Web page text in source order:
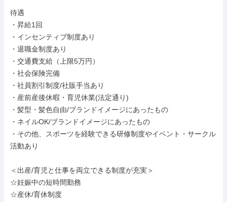
待遇
・昇給1回
・インセンティブ制度あり
・退職金制度あり
・交通費支給（上限5万円）
・社会保険完備
・社員割引制度/社販手当あり
・産前産後休暇・育児休業(法定通り)
・髪型・髪色自由/ブランドイメージにあったもの
・ネイルOK/ブランドイメージにあったもの
・その他、スポーツを経験できる研修制度やイベント・サークル
活動あり
＜出産/育児と仕事を両立できる制度が充実＞
☆妊娠中の短時間勤務
☆産休/育休制度